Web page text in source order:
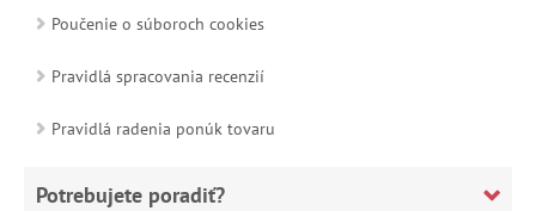
Poučenie o súboroch cookies
Pravidlá spracovania recenzií
Pravidlá radenia ponúk tovaru
Potrebujete poradiť?